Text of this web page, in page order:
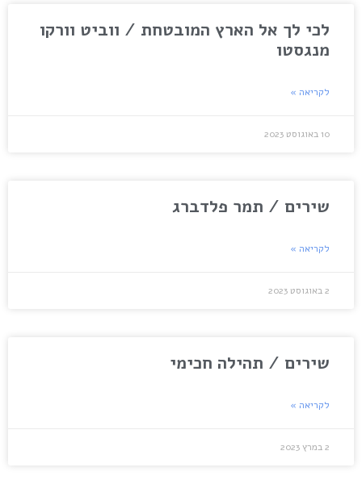
לכי לך אל הארץ המובטחת / ווביט וורקו
מנגסטו
לקריאה »
10 באוגוסט 2023
שירים / תמר פלדברג
לקריאה »
2 באוגוסט 2023
שירים / תהילה חכימי
לקריאה »
2 במרץ 2023